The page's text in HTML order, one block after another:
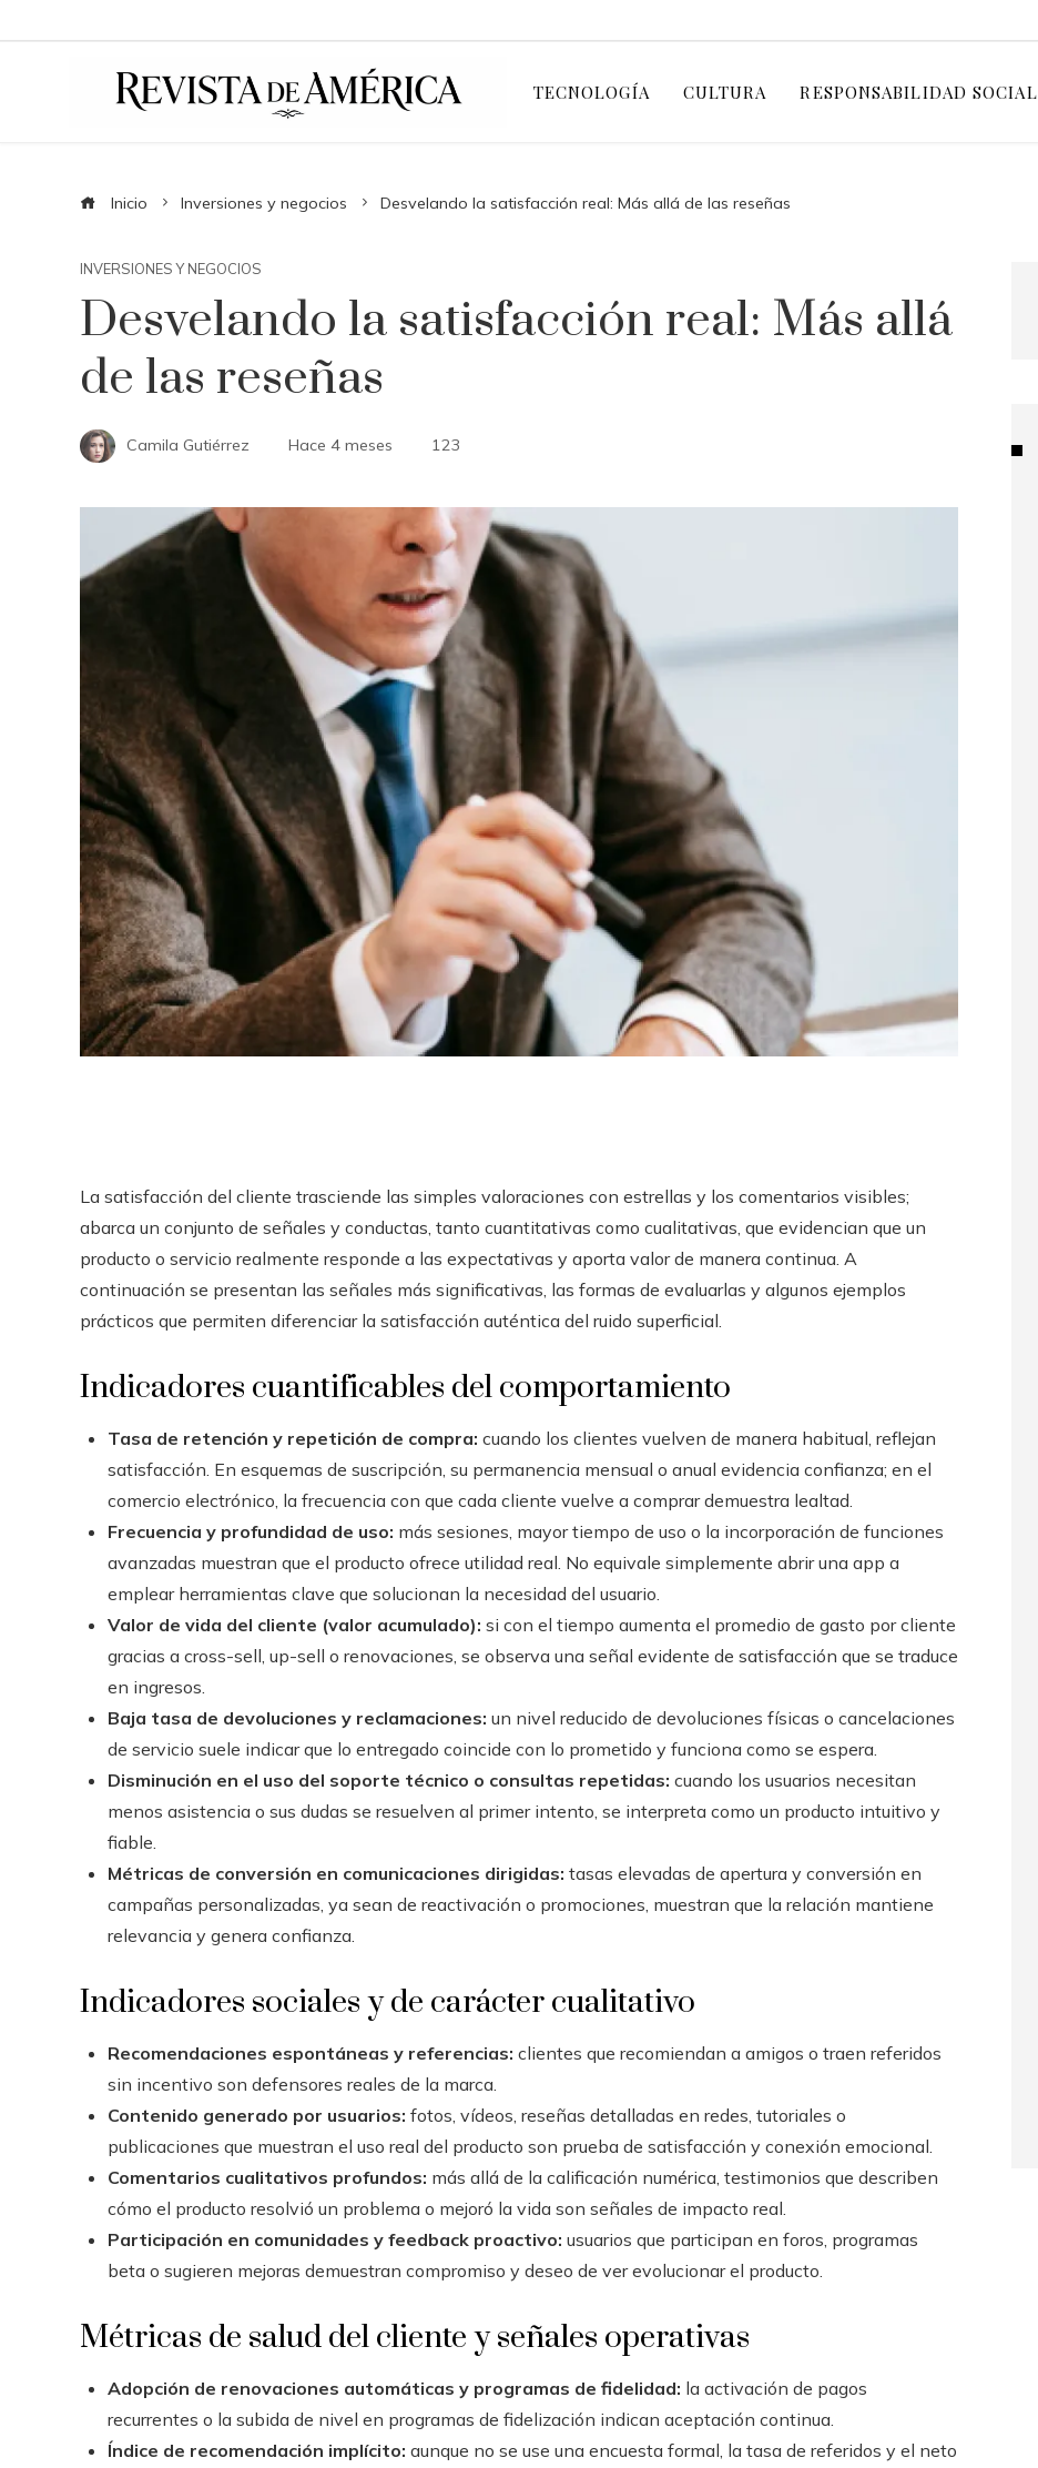
TECNOLOGÍA CULTURA RESPONSABILIDAD SOCIAL
Inicio Inversiones y negocios Desvelando la satisfacción real: Más allá de las reseñas
INVERSIONES Y NEGOCIOS
Desvelando la satisfacción real: Más allá
de las reseñas
Camila Gutiérrez Hace 4 meses 123
La satisfacción del cliente trasciende las simples valoraciones con estrellas y los comentarios visibles;
abarca un conjunto de señales y conductas, tanto cuantitativas como cualitativas, que evidencian que un
producto o servicio realmente responde a las expectativas y aporta valor de manera continua. A
continuación se presentan las señales más significativas, las formas de evaluarlas y algunos ejemplos
prácticos que permiten diferenciar la satisfacción auténtica del ruido superficial.
Indicadores cuantificables del comportamiento
Tasa de retención y repetición de compra: cuando los clientes vuelven de manera habitual, reflejan
satisfacción. En esquemas de suscripción, su permanencia mensual o anual evidencia confianza; en el
comercio electrónico, la frecuencia con que cada cliente vuelve a comprar demuestra lealtad.
Frecuencia y profundidad de uso: más sesiones, mayor tiempo de uso o la incorporación de funciones
avanzadas muestran que el producto ofrece utilidad real. No equivale simplemente abrir una app a
emplear herramientas clave que solucionan la necesidad del usuario.
Valor de vida del cliente (valor acumulado): si con el tiempo aumenta el promedio de gasto por cliente
gracias a cross-sell, up-sell o renovaciones, se observa una señal evidente de satisfacción que se traduce
en ingresos.
Baja tasa de devoluciones y reclamaciones: un nivel reducido de devoluciones físicas o cancelaciones
de servicio suele indicar que lo entregado coincide con lo prometido y funciona como se espera.
Disminución en el uso del soporte técnico o consultas repetidas: cuando los usuarios necesitan
menos asistencia o sus dudas se resuelven al primer intento, se interpreta como un producto intuitivo y
fiable.
Métricas de conversión en comunicaciones dirigidas: tasas elevadas de apertura y conversión en
campañas personalizadas, ya sean de reactivación o promociones, muestran que la relación mantiene
relevancia y genera confianza.
Indicadores sociales y de carácter cualitativo
Recomendaciones espontáneas y referencias: clientes que recomiendan a amigos o traen referidos
sin incentivo son defensores reales de la marca.
Contenido generado por usuarios: fotos, vídeos, reseñas detalladas en redes, tutoriales o
publicaciones que muestran el uso real del producto son prueba de satisfacción y conexión emocional.
Comentarios cualitativos profundos: más allá de la calificación numérica, testimonios que describen
cómo el producto resolvió un problema o mejoró la vida son señales de impacto real.
Participación en comunidades y feedback proactivo: usuarios que participan en foros, programas
beta o sugieren mejoras demuestran compromiso y deseo de ver evolucionar el producto.
Métricas de salud del cliente y señales operativas
Adopción de renovaciones automáticas y programas de fidelidad: la activación de pagos
recurrentes o la subida de nivel en programas de fidelización indican aceptación continua.
Índice de recomendación implícito: aunque no se use una encuesta formal, la tasa de referidos y el neto